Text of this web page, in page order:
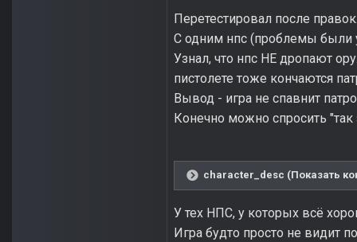
Перетестировал после
С одним нпс (проблемы были
Узнал, что нпс НЕ дропают
пистолете тоже кончаются
Вывод - игра не спавнит
Конечно можно спросить "так
character_desc (Показать
У тех НПС, у которых всё
Игра будто просто не видит